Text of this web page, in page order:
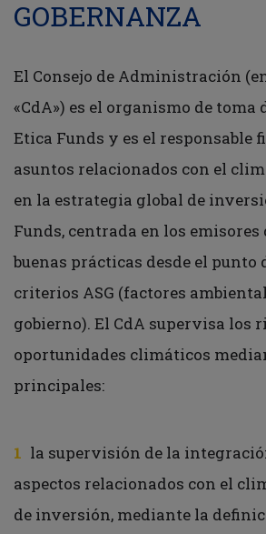
GOBERNANZA
El Consejo de Administración
«CdA») es el organismo de toma
Etica Funds y es el responsable
asuntos relacionados con el
en la estrategia global de
Funds, centrada en los emisores
buenas prácticas desde el punto
criterios ASG (factores
gobierno). El CdA supervisa los
oportunidades climáticos
principales:
la supervisión de la
aspectos relacionados con el
de inversión, mediante la